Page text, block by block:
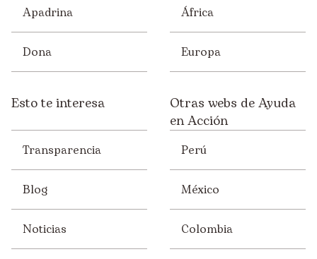
Solidaridad
Apadrina
Dona
África
Europa
Esto te interesa
Transparencia
Blog
Noticias
Otras webs de Ayuda
en Acción
Perú
México
Colombia